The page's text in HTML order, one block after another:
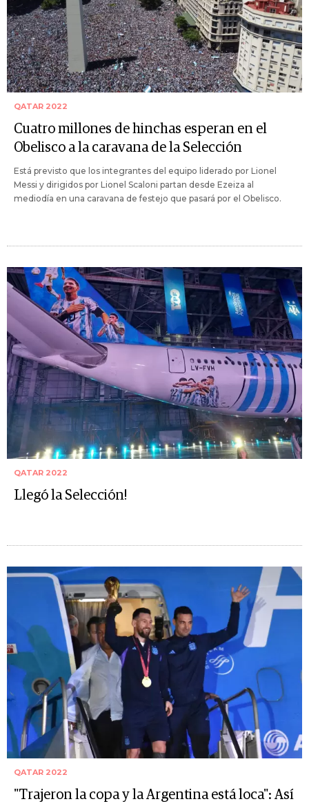
QATAR 2022
Cuatro millones de hinchas esperan en el
Obelisco a la caravana de la Selección
Está previsto que los integrantes del equipo liderado por Lionel
Messi y dirigidos por Lionel Scaloni partan desde Ezeiza al
mediodía en una caravana de festejo que pasará por el Obelisco.
QATAR 2022
Llegó la Selección!
QATAR 2022
"Trajeron la copa y la Argentina está loca": Así